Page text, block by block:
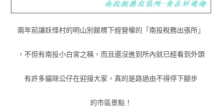
兩年前讓妖怪村的明山別館標下經營權的「南投稅務出張所」
，不但有南投小白宮之稱，而且還沒進到所內就已經看到外頭
有許多貓咪公仔在迎接大家，真的是路過由不得停下腳步
的市區景點！